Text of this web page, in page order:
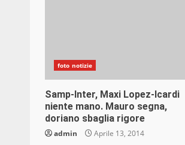
foto notizie
Samp-Inter, Maxi Lopez-Icardi
niente mano. Mauro segna,
doriano sbaglia rigore
admin Aprile 13, 2014